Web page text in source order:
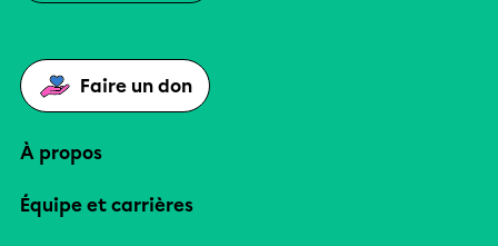
Faire un don
À propos
Équipe et carrières